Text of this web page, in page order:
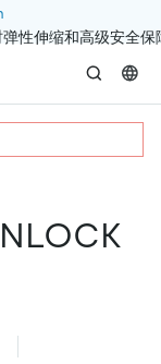
性伸缩和高级安全保